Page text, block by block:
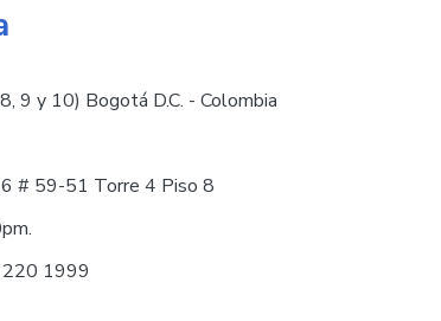
9 y 10) Bogotá D.C. - Colombia
# 59-51 Torre 4 Piso 8
1999